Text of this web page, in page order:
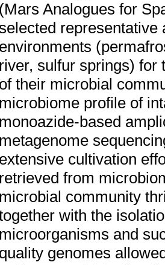
(Mars Analogues for
representative
environments
river, sulfur springs) for
of their microbial
microbiome profile of
monoazide-based
metagenome
extensive cultivation
retrieved from
microbial community
with the
microorganisms and
quality genomes